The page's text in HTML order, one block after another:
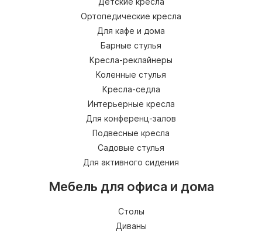
Ортопедические кресла
Для кафе и дома
Барные стулья
Кресла-реклайнеры
Коленные стулья
Кресла-седла
Интерьерные кресла
Для конференц-залов
Подвесные кресла
Садовые стулья
Для активного сидения
Мебель для офиса и дома
Столы
Диваны